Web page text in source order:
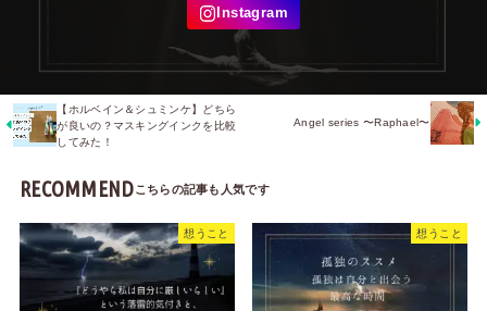
【ホルベイン＆シュミンケ】どちら
が良いの？マスキングインクを比較
してみた！
Angel series 〜Raphael〜
RECOMMEND
想うこと 想うこと